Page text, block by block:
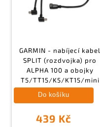
GARMIN - nabíjecí kabel
SPLIT (rozdvojka) pro
ALPHA 100 a obojky
T5/TT15/K5/KT15/mini
439 Kč
Do košíku